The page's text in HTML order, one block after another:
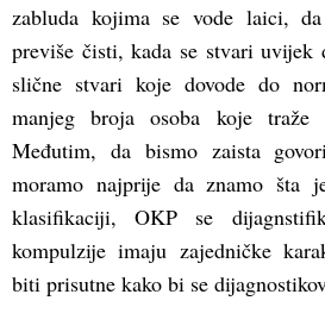
zabluda kojima se vode laici,
previše čisti, kada se stvari
slične stvari koje dovode do
manjeg broja osoba koje traže
Međutim, da bismo zaista
moramo najprije da znamo šta
klasifikaciji, OKP se
kompulzije imaju zajedničke
biti prisutne kako bi se